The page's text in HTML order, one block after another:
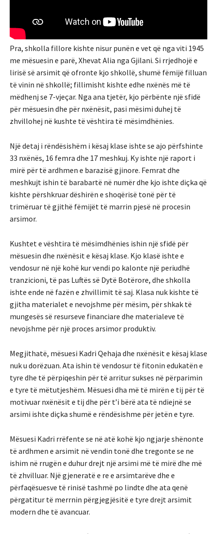
Pra, shkolla fillore kishte nisur punën e vet që nga viti 1945
me mësuesin e parë, Xhevat Alia nga Gjilani. Si rrjedhojë e
lirisë së arsimit që ofronte kjo shkollë, shumë fëmijë filluan
të vinin në shkollë; fillimisht kishte edhe nxënës më të
mëdhenj se 7-vjeçar. Nga ana tjetër, kjo përbënte një sfidë
për mësuesin dhe për nxënësit, pasi mësimi duhej të
zhvillohej në kushte të vështira të mësimdhënies.
Një detaj i rëndësishëm i kësaj klase ishte se ajo përfshinte
33 nxënës, 16 femra dhe 17 meshkuj. Ky ishte një raport i
mirë për të ardhmen e barazisë gjinore. Femrat dhe
meshkujt ishin të barabartë në numër dhe kjo ishte diçka që
kishte përshkruar dëshirën e shoqërisë tonë për të
trimëruar të gjithë fëmijët të marrin pjesë në procesin
arsimor.
Kushtet e vështira të mësimdhënies ishin një sfidë për
mësuesin dhe nxënësit e kësaj klase. Kjo klasë ishte e
vendosur në një kohë kur vendi po kalonte një periudhë
tranzicioni, të pas Luftës së Dytë Botërore, dhe shkolla
ishte ende në fazën e zhvillimit të saj. Klasa nuk kishte të
gjitha materialet e nevojshme për mësim, për shkak të
mungesës së resurseve financiare dhe materialeve të
nevojshme për një proces arsimor produktiv.
Megjithatë, mësuesi Kadri Qehaja dhe nxënësit e kësaj klase
nuk u dorëzuan. Ata ishin të vendosur të fitonin edukatën e
tyre dhe të përpiqeshin për të arritur sukses në përparimin
e tyre të mëtutjeshëm. Mësuesi dha më të mirën e tij për të
motivuar nxënësit e tij dhe për t’i bërë ata të ndiejnë se
arsimi ishte diçka shumë e rëndësishme për jetën e tyre.
Mësuesi Kadri rrëfente se në atë kohë kjo ngjarje shënonte
të ardhmen e arsimit në vendin tonë dhe tregonte se ne
ishim në rrugën e duhur drejt një arsimi më të mirë dhe më
të zhvilluar. Një gjeneratë e re e arsimtarëve dhe e
përfaqësuesve të rinisë tashmë po lindte dhe ata qenë
përgatitur të merrnin përgjegjësitë e tyre drejt arsimit
modern dhe të avancuar.